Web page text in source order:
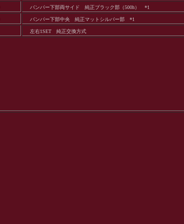
バンパー下部両サイド 純正ブラック部（500h） *1
バンパー下部中央 純正マットシルバー部 *1
左右1SET 純正交換方式